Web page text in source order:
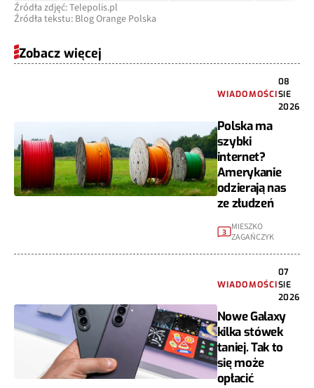
Źródła zdjęć: Telepolis.pl
Źródła tekstu: Blog Orange Polska
Zobacz więcej
WIADOMOŚCI
08
SIE
2026
Polska ma
szybki
internet?
Amerykanie
odzierają nas
ze złudzeń
3 MIESZKO
ZAGAŃCZYK
WIADOMOŚCI
07
SIE
2026
Nowe Galaxy
kilka stówek
taniej. Tak to
się może
opłacić